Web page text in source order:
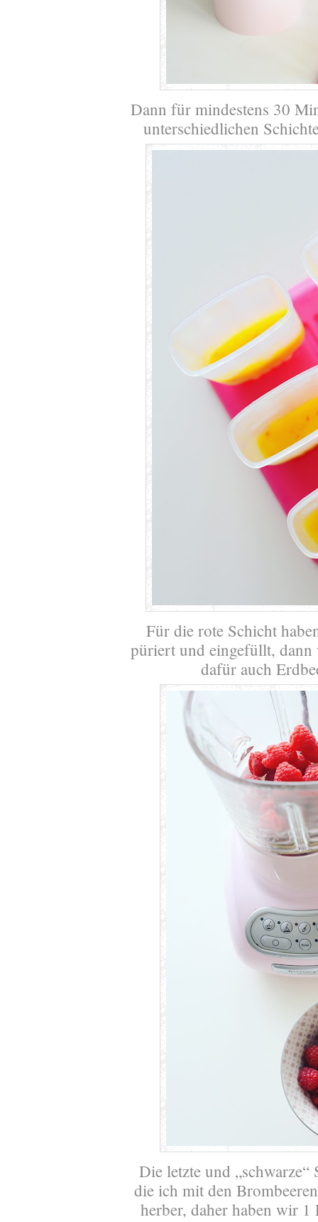
Dann für mindestens 30
unterschiedlichen
Für die rote Schicht
püriert und eingefüllt,
dafür auch
Die letzte und
die ich mit den
herber, daher haben wir